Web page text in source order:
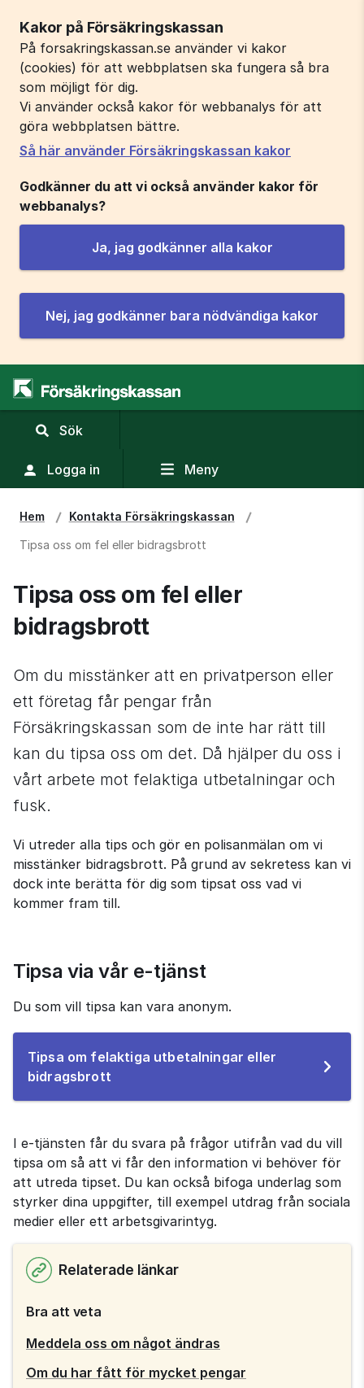
Kakor på Försäkringskassan
På forsakringskassan.se använder vi kakor
(cookies) för att webbplatsen ska fungera så bra
som möjligt för dig.
Vi använder också kakor för webbanalys för att
göra webbplatsen bättre.
Så här använder Försäkringskassan kakor
Godkänner du att vi också använder kakor för
webbanalys?
Ja, jag godkänner alla kakor
Nej, jag godkänner bara nödvändiga kakor
Sök
sökfält
Logga in Meny
Hem Kontakta Försäkringskassan
Tipsa oss om fel eller bidragsbrott
Tipsa oss om fel eller
bidragsbrott
Om du misstänker att en privatperson eller
ett företag får pengar från
Försäkringskassan som de inte har rätt till
kan du tipsa oss om det. Då hjälper du oss i
vårt arbete mot felaktiga utbetalningar och
fusk.
Vi utreder alla tips och gör en polisanmälan om vi
misstänker bidragsbrott. På grund av sekretess kan vi
dock inte berätta för dig som tipsat oss vad vi
kommer fram till.
Tipsa via vår e-tjänst
Du som vill tipsa kan vara anonym.
Tipsa om felaktiga utbetalningar eller
bidragsbrottTill
I e-tjänsten får du svara på frågor utifrån vad du vill
tipsa om så att vi får den information vi behöver för
att utreda tipset. Du kan också bifoga underlag som
styrker dina uppgifter, till exempel utdrag från sociala
medier eller ett arbetsgivarintyg.
Relaterade länkar
Bra att veta
Meddela oss om något ändras
Om du har fått för mycket pengar